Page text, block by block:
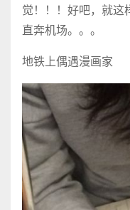
觉！！！好吧，就这
直奔机场。。。
地铁上偶遇漫画家